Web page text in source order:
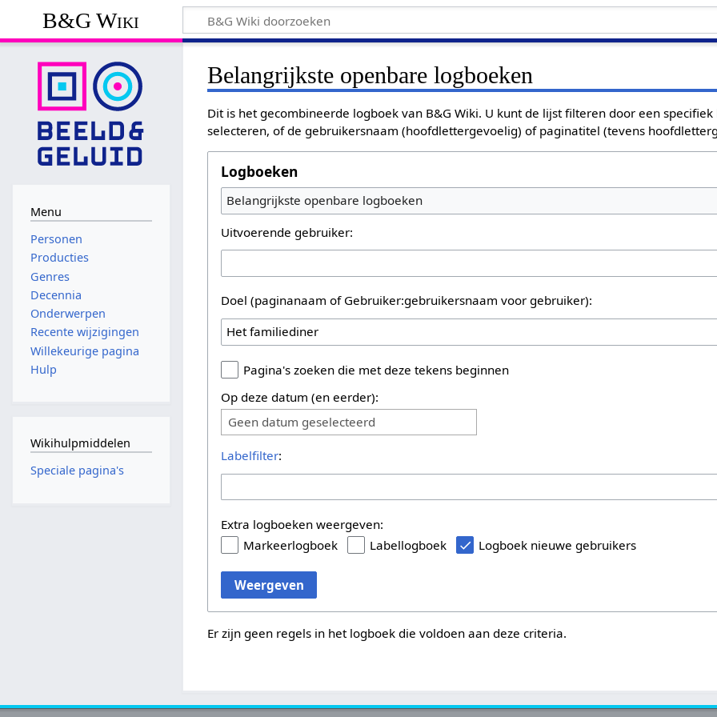
B&G Wiki
Belangrijkste openbare logboeken
Dit is het gecombineerde logboek van B&G Wiki. U kunt de lijst filteren door een
selecteren, of de gebruikersnaam (hoofdlettergevoelig) of paginatitel (tevens
Logboeken
Belangrijkste openbare logboeken
Uitvoerende gebruiker:
Doel (paginanaam of Gebruiker:gebruikersnaam voor gebruiker):
Pagina's zoeken die met deze tekens beginnen
Op deze datum (en eerder):
Geen datum geselecteerd
Labelfilter:
Extra logboeken weergeven:
Markeerlogboek
Labellogboek Logboek nieuwe gebruikers
Weergeven
Er zijn geen regels in het logboek die voldoen aan deze criteria.
Menu
Personen
Producties
Genres
Decennia
Onderwerpen
Recente wijzigingen
Willekeurige pagina
Hulp
Wikihulpmiddelen
Speciale pagina's